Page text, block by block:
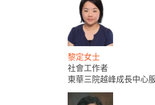
黎定女士
社會工作者
東華三院越峰成長中心